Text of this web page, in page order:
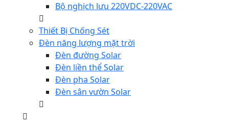
Bộ nghịch lưu 220VDC-220VAC
Thiết Bị Chống Sét
Đèn năng lượng mặt trời
Đèn đường Solar
Đèn liền thể Solar
Đèn pha Solar
Đèn sân vườn Solar